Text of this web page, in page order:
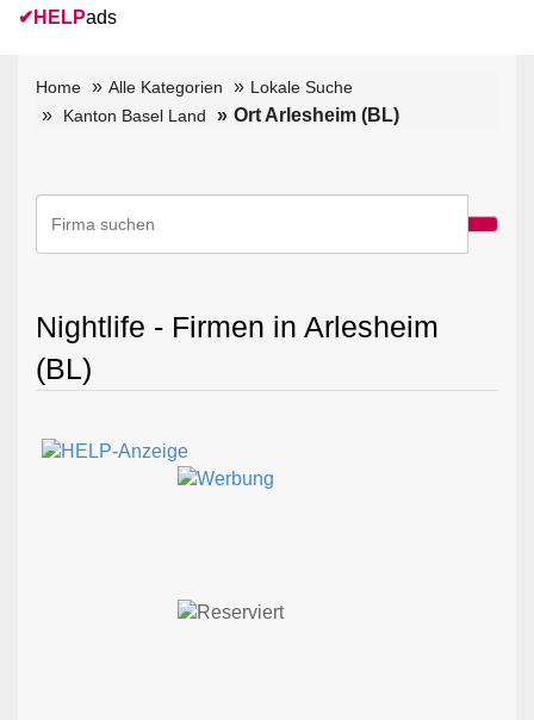
✔ HELPads
Home Alle Kategorien
Lokale Suche
Kanton Basel Land
Ort Arlesheim (BL)
Nightlife - Firmen in Arlesheim
(BL)